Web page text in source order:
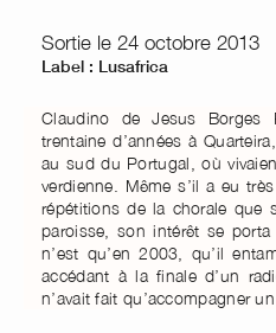
Sortie le 24 octobre 2013
Label : Lusafrica
Claudino de Jesus
trentaine d’années à
au sud du Portugal, où
verdienne. Même s’il a eu
répétitions de la chorale que
paroisse, son intérêt se
n’est qu’en 2003, qu’il
accédant à la finale d’un
n’avait fait qu’accompagner